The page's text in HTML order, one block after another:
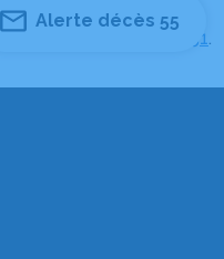
du site,
au
04 82 53 51 51.
Alerte décès 55